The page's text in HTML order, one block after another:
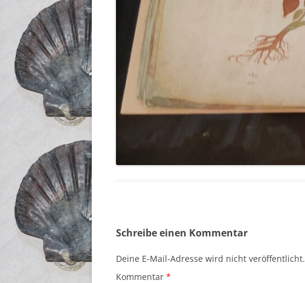
Schreibe einen Kommentar
Deine E-Mail-Adresse wird nicht veröffentlicht.
Kommentar *